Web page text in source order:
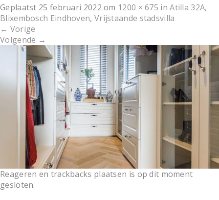
e
v
i
g
a
t
Geplaatst 25 februari 2022 om 1200 × 675 inAtilla 32A,
Blixembosch Eindhoven, Vrijstaande stadsvilla
← Vorige
Volgende →
Reageren en trackbacks plaatsen is op dit moment
gesloten.